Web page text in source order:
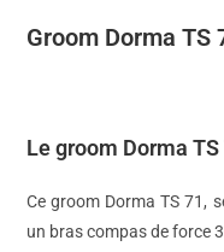
Groom Dorma TS
Le groom Dorma
Ce groom Dorma TS 71,
un bras compas de force